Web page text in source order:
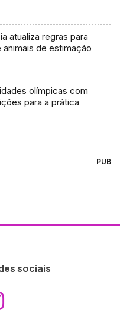
atualiza regras para
de estimação
olímpicas com
para a prática
PUB
sociais
ao